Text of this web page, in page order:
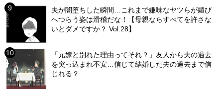
夫が闇堕ちした瞬間…これまで嫌味なヤツらが媚び
へつらう姿は滑稽だな！【母親ならすべてを許さな
いとダメですか？ Vol.28】
「元嫁と別れた理由ってそれ？」友人から夫の過去
を突っ込まれ不安…信じて結婚した夫の過去まで信
じれる？